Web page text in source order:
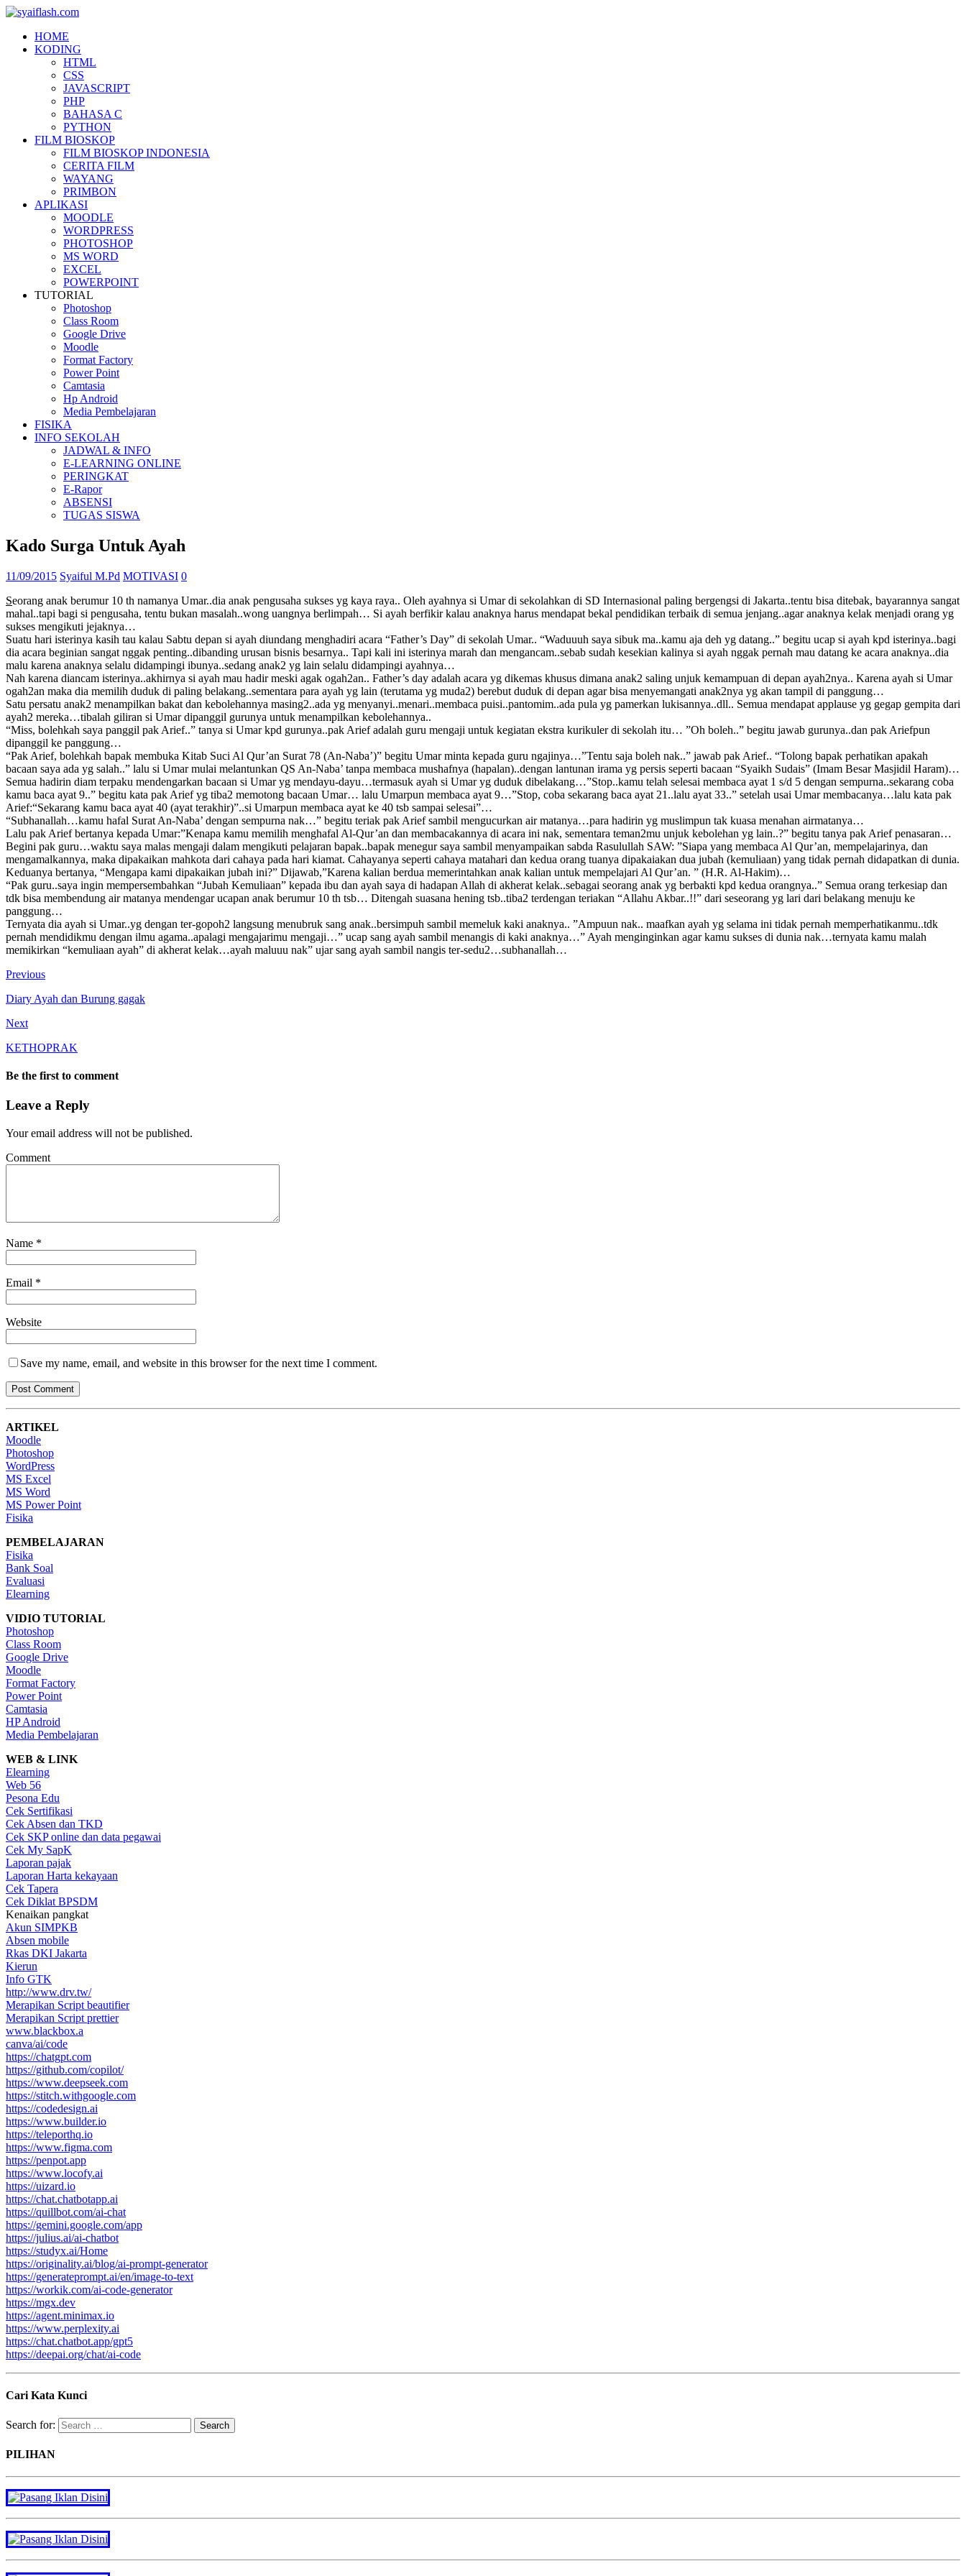
HOME
KODING
HTML
CSS
JAVASCRIPT
PHP
BAHASA C
PYTHON
FILM BIOSKOP
FILM BIOSKOP INDONESIA
CERITA FILM
WAYANG
PRIMBON
APLIKASI
MOODLE
WORDPRESS
PHOTOSHOP
MS WORD
EXCEL
POWERPOINT
TUTORIAL
Photoshop
Class Room
Google Drive
Moodle
Format Factory
Power Point
Camtasia
Hp Android
Media Pembelajaran
FISIKA
INFO SEKOLAH
JADWAL & INFO
E-LEARNING ONLINE
PERINGKAT
E-Rapor
ABSENSI
TUGAS SISWA
Kado Surga Untuk Ayah
11/09/2015 Syaiful M.Pd MOTIVASI 0
Seorang anak berumur 10 th namanya Umar..dia anak pengusaha sukses yg kaya raya.. Oleh ayahnya si Umar di sekolahkan di SD Internasional paling bergengsi di Jakarta..tentu bisa ditebak, bayarannya sangat
mahal..tapi bagi si pengusaha, tentu bukan masalah..wong uangnya berlimpah… Si ayah berfikir kalau anaknya harus mendapat bekal pendidikan terbaik di semua jenjang..agar anaknya kelak menjadi orang yg
sukses mengikuti jejaknya…
Suatu hari isterinya kasih tau kalau Sabtu depan si ayah diundang menghadiri acara “Father’s Day” di sekolah Umar.. “Waduuuh saya sibuk ma..kamu aja deh yg datang..” begitu ucap si ayah kpd isterinya..bagi
dia acara beginian sangat nggak penting..dibanding urusan bisnis besarnya.. Tapi kali ini isterinya marah dan mengancam..sebab sudah kesekian kalinya si ayah nggak pernah mau datang ke acara anaknya..dia
malu karena anaknya selalu didampingi ibunya..sedang anak2 yg lain selalu didampingi ayahnya…
Nah karena diancam isterinya..akhirnya si ayah mau hadir meski agak ogah2an.. Father’s day adalah acara yg dikemas khusus dimana anak2 saling unjuk kemampuan di depan ayah2nya.. Karena ayah si Umar
ogah2an maka dia memilih duduk di paling belakang..sementara para ayah yg lain (terutama yg muda2) berebut duduk di depan agar bisa menyemangati anak2nya yg akan tampil di panggung…
Satu persatu anak2 menampilkan bakat dan kebolehannya masing2..ada yg menyanyi..menari..membaca puisi..pantomim..ada pula yg pamerkan lukisannya..dll.. Semua mendapat applause yg gegap gempita dari
ayah2 mereka…tibalah giliran si Umar dipanggil gurunya untuk menampilkan kebolehannya..
“Miss, bolehkah saya panggil pak Arief..” tanya si Umar kpd gurunya..pak Arief adalah guru mengaji untuk kegiatan ekstra kurikuler di sekolah itu… ”Oh boleh..” begitu jawab gurunya..dan pak Ariefpun
dipanggil ke panggung…
“Pak Arief, bolehkah bapak membuka Kitab Suci Al Qur’an Surat 78 (An-Naba’)” begitu Umar minta kepada guru ngajinya…”Tentu saja boleh nak..” jawab pak Arief.. “Tolong bapak perhatikan apakah
bacaan saya ada yg salah..” lalu si Umar mulai melantunkan QS An-Naba’ tanpa membaca mushafnya (hapalan)..dengan lantunan irama yg persis seperti bacaan “Syaikh Sudais” (Imam Besar Masjidil Haram)…
Semua hadirin diam terpaku mendengarkan bacaan si Umar yg mendayu-dayu…termasuk ayah si Umar yg duduk dibelakang…”Stop..kamu telah selesai membaca ayat 1 s/d 5 dengan sempurna..sekarang coba
kamu baca ayat 9..” begitu kata pak Arief yg tiba2 memotong bacaan Umar… lalu Umarpun membaca ayat 9…”Stop, coba sekarang baca ayat 21..lalu ayat 33..” setelah usai Umar membacanya…lalu kata pak
Arief:“Sekarang kamu baca ayat 40 (ayat terakhir)”..si Umarpun membaca ayat ke 40 tsb sampai selesai”…
“Subhanallah…kamu hafal Surat An-Naba’ dengan sempurna nak…” begitu teriak pak Arief sambil mengucurkan air matanya…para hadirin yg muslimpun tak kuasa menahan airmatanya…
Lalu pak Arief bertanya kepada Umar:”Kenapa kamu memilih menghafal Al-Qur’an dan membacakannya di acara ini nak, sementara teman2mu unjuk kebolehan yg lain..?” begitu tanya pak Arief penasaran…
Begini pak guru…waktu saya malas mengaji dalam mengikuti pelajaran bapak..bapak menegur saya sambil menyampaikan sabda Rasulullah SAW: ”Siapa yang membaca Al Qur’an, mempelajarinya, dan
mengamalkannya, maka dipakaikan mahkota dari cahaya pada hari kiamat. Cahayanya seperti cahaya matahari dan kedua orang tuanya dipakaiakan dua jubah (kemuliaan) yang tidak pernah didapatkan di dunia.
Keduanya bertanya, “Mengapa kami dipakaikan jubah ini?” Dijawab,”Karena kalian berdua memerintahkan anak kalian untuk mempelajari Al Qur’an. ” (H.R. Al-Hakim)…
“Pak guru..saya ingin mempersembahkan “Jubah Kemuliaan” kepada ibu dan ayah saya di hadapan Allah di akherat kelak..sebagai seorang anak yg berbakti kpd kedua orangnya..” Semua orang terkesiap dan
tdk bisa membendung air matanya mendengar ucapan anak berumur 10 th tsb… Ditengah suasana hening tsb..tiba2 terdengan teriakan “Allahu Akbar..!!” dari seseorang yg lari dari belakang menuju ke
panggung…
Ternyata dia ayah si Umar..yg dengan ter-gopoh2 langsung menubruk sang anak..bersimpuh sambil memeluk kaki anaknya.. ”Ampuun nak.. maafkan ayah yg selama ini tidak pernah memperhatikanmu..tdk
pernah mendidikmu dengan ilmu agama..apalagi mengajarimu mengaji…” ucap sang ayah sambil menangis di kaki anaknya…” Ayah menginginkan agar kamu sukses di dunia nak…ternyata kamu malah
memikirkan “kemuliaan ayah” di akherat kelak…ayah maluuu nak” ujar sang ayah sambil nangis ter-sedu2…subhanallah…
Previous
Diary Ayah dan Burung gagak
Next
KETHOPRAK
Be the first to comment
Leave a Reply
Your email address will not be published.
Comment
Name *
Email *
Website
Save my name, email, and website in this browser for the next time I comment.
ARTIKEL
Moodle
Photoshop
WordPress
MS Excel
MS Word
MS Power Point
Fisika
PEMBELAJARAN
Fisika
Bank Soal
Evaluasi
Elearning
VIDIO TUTORIAL
Photoshop
Class Room
Google Drive
Moodle
Format Factory
Power Point
Camtasia
HP Android
Media Pembelajaran
WEB & LINK
Elearning
Web 56
Pesona Edu
Cek Sertifikasi
Cek Absen dan TKD
Cek SKP online dan data pegawai
Cek My SapK
Laporan pajak
Laporan Harta kekayaan
Cek Tapera
Cek Diklat BPSDM
Kenaikan pangkat
Akun SIMPKB
Absen mobile
Rkas DKI Jakarta
Kierun
Info GTK
http://www.drv.tw/
Merapikan Script beautifier
Merapikan Script prettier
www.blackbox.a
canva/ai/code
https://chatgpt.com
https://github.com/copilot/
https://www.deepseek.com
https://stitch.withgoogle.com
https://codedesign.ai
https://www.builder.io
https://teleporthq.io
https://www.figma.com
https://penpot.app
https://www.locofy.ai
https://uizard.io
https://chat.chatbotapp.ai
https://quillbot.com/ai-chat
https://gemini.google.com/app
https://julius.ai/ai-chatbot
https://studyx.ai/Home
https://originality.ai/blog/ai-prompt-generator
https://generateprompt.ai/en/image-to-text
https://workik.com/ai-code-generator
https://mgx.dev
https://agent.minimax.io
https://www.perplexity.ai
https://chat.chatbot.app/gpt5
https://deepai.org/chat/ai-code
Cari Kata Kunci
Search for:
PILIHAN